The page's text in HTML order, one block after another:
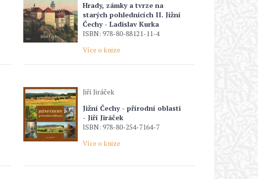
Hrady, zámky a tvrze na
starých pohlednicích II. Jižní
Čechy - Ladislav Kurka
ISBN: 978-80-88121-11-4
Více o knize
Jiří Jiráček
Jižní Čechy - přírodní oblasti
- Jiří Jiráček
ISBN: 978-80-254-7164-7
Více o knize